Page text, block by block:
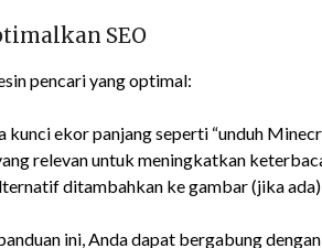
SEO
pencari yang optimal:
kunci ekor panjang seperti “unduh
relevan untuk meningkatkan
ditambahkan ke gambar (jika
ini, Anda dapat bergabung